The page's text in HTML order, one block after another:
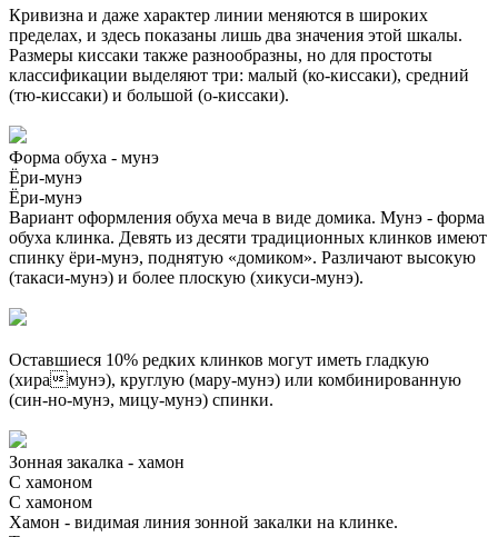
Кривизна и даже характер линии меняются в широких
пределах, и здесь показаны лишь два значения этой шкалы.
Размеры киссаки также разнообразны, но для простоты
классификации выделяют три: малый (ко-киссаки), средний
(тю-киссаки) и большой (о-киссаки).
Форма обуха - мунэ
Ёри-мунэ
Ёри-мунэ
Вариант оформления обуха меча в виде домика. Мунэ - форма
обуха клинка. Девять из десяти традиционных клинков имеют
спинку ёри-мунэ, поднятую «домиком». Различают высокую
(такаси-мунэ) и более плоскую (хикуси-мунэ).
Оставшиеся 10% редких клинков могут иметь гладкую
(хирамунэ), круглую (мару-мунэ) или комбинированную
(син-но-мунэ, мицу-мунэ) спинки.
Зонная закалка - хамон
С хамоном
С хамоном
Хамон - видимая линия зонной закалки на клинке.